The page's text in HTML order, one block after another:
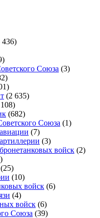
436)
Союза (3)
(2 635)
(682)
Союза (1)
(7)
(3)
войск (2)
(25)
(10)
войск (6)
(4)
войск (6)
Союза (39)